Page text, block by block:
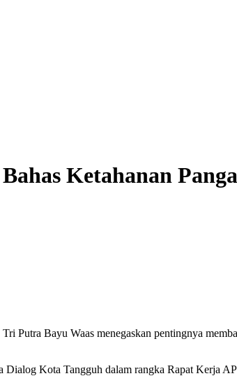
Ketahanan
Putra Bayu Waas menegaskan pentingnya
Dialog Kota Tangguh dalam rangka Rapat